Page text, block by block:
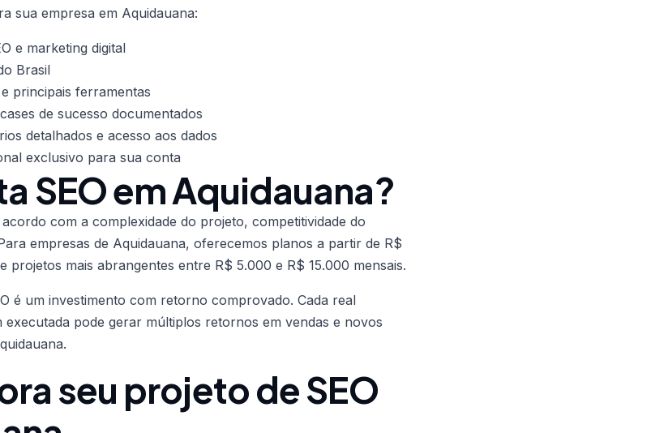
sua empresa em Aquidauana:
e marketing digital
Brasil
principais ferramentas
de sucesso documentados
detalhados e acesso aos dados
exclusivo para sua conta
SEO em Aquidauana?
com a complexidade do projeto, competitividade do
empresas de Aquidauana, oferecemos planos a partir de R$
projetos mais abrangentes entre R$ 5.000 e R$ 15.000 mensais.
é um investimento com retorno comprovado. Cada real
executada pode gerar múltiplos retornos em vendas e novos
seu projeto de SEO